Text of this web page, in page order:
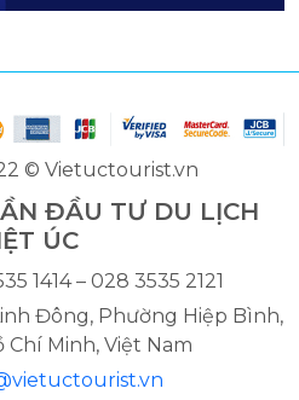
© Vietuctourist.vn
ĐẦU TƯ DU LỊCH
ÚC
1414 – 028 3535 2121
Đông, Phường Hiệp Bình,
Chí Minh, Việt Nam